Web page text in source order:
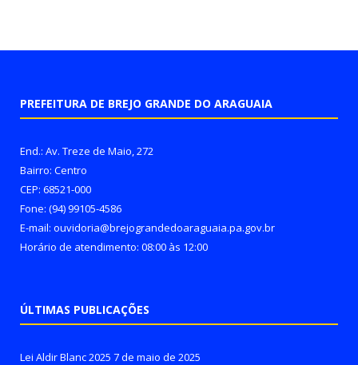
PREFEITURA DE BREJO GRANDE DO ARAGUAIA
End.: Av. Treze de Maio, 272
Bairro: Centro
CEP: 68521-000
Fone: (94) 99105-4586
E-mail: ouvidoria@brejograndedoaraguaia.pa.gov.br
Horário de atendimento: 08:00 às 12:00
ÚLTIMAS PUBLICAÇÕES
Lei Aldir Blanc 2025 7 de maio de 2025